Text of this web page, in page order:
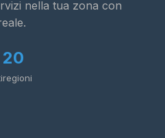
nella tua zona con
20
regioni